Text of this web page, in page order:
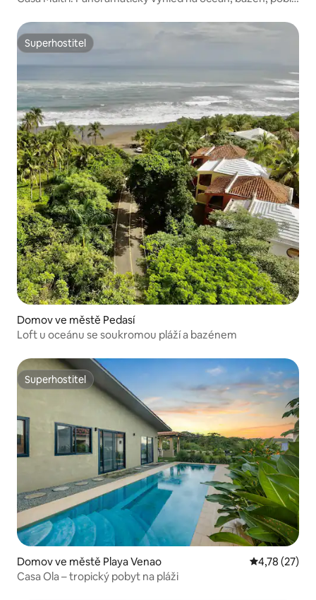
Superhostitel
Superhostitel
Domov ve městě Pedasí
Loft u oceánu se soukromou pláží a bazénem
Superhostitel
Superhostitel
Domov ve městě Playa Venao Průměrné
4,78 (27)
Casa Ola – tropický pobyt na pláži